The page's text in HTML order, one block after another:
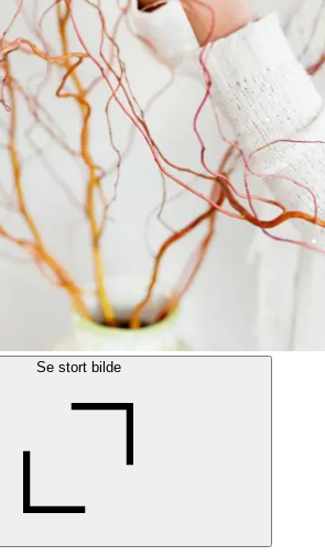
Se stort bilde